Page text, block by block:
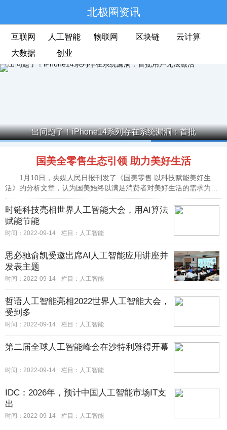
北极圈资讯
互联网 人工智能 物联网 区块链
云计算
大数据
创业
出问题了！iPhone14系列存在系统漏洞：首批
国美全零售生态引领 助力美好生活
1月10日，央媒人民日报刊发了《国美零售 以科技赋能美好生
活》的分析文章，认为国美始终以满足消费者对美好生活的需求为己
任，积极拥...
时链科技亮相世界人工智能大会，用AI算法
赋能节能
时间：2022-09-14 栏目：人工智能
思必驰俞凯受邀出席AI人工智能应用讲座并
发表主题
时间：2022-09-14 栏目：人工智能
哲语人工智能亮相2022世界人工智能大会，
受到多
时间：2022-09-14 栏目：人工智能
第二届全球人工智能峰会在沙特利雅得开幕
时间：2022-09-14 栏目：人工智能
IDC：2026年，预计中国人工智能市场IT支
出
时间：2022-09-14 栏目：人工智能